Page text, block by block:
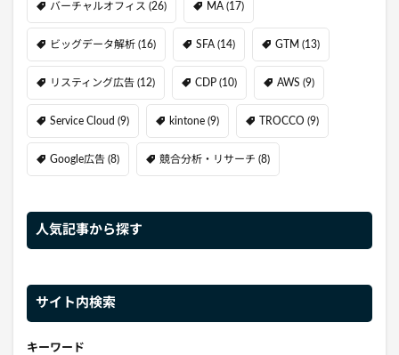
バーチャルオフィス (26) MA (17)
ビッグデータ解析 (16) SFA (14) GTM (13)
リスティング広告 (12) CDP (10) AWS (9)
Service Cloud (9) kintone (9) TROCCO (9)
Google広告 (8) 競合分析・リサーチ (8)
人気記事から探す
サイト内検索
キーワード